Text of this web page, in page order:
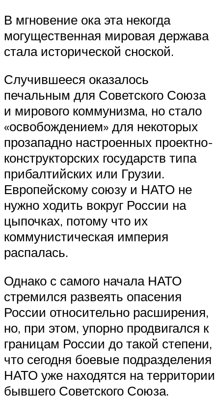
В мгновение ока эта некогда
могущественная мировая держава
стала исторической сноской.
Случившееся оказалось
печальным для Советского Союза
и мирового коммунизма, но стало
«освобождением» для некоторых
прозападно настроенных проектно-
конструкторских государств типа
прибалтийских или Грузии.
Европейскому союзу и НАТО не
нужно ходить вокруг России на
цыпочках, потому что их
коммунистическая империя
распалась.
Однако с самого начала НАТО
стремился развеять опасения
России относительно расширения,
но, при этом, упорно продвигался к
границам России до такой степени,
что сегодня боевые подразделения
НАТО уже находятся на территории
бывшего Советского Союза.